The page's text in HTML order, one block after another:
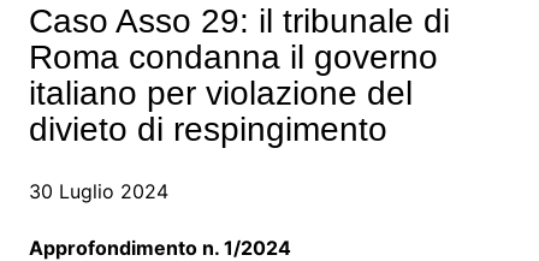
Caso Asso 29: il tribunale di
Roma condanna il governo
italiano per violazione del
divieto di respingimento
30 Luglio 2024
Approfondimento n. 1/2024